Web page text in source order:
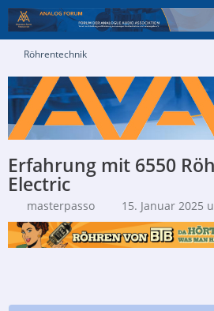
Röhrentechnik
Erfahrung mit 6550
Electric
masterpasso 15. Januar 2025